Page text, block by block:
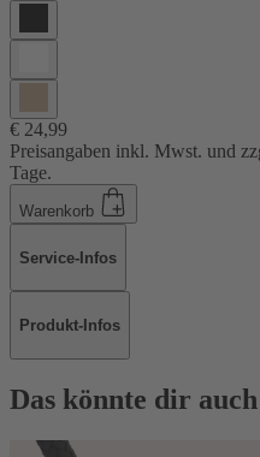
€ 24,99
Preisangaben inkl. Mwst. und
Tage.
Warenkorb
Service-Infos
Produkt-Infos
Das könnte dir